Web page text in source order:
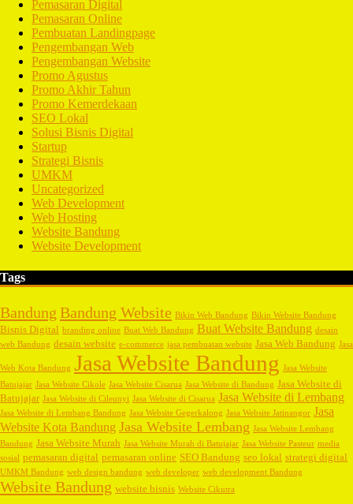
Pemasaran Digital
Pemasaran Online
Pembuatan Landingpage
Pengembangan Web
Pengembangan Website
Promo Agustus
Promo Akhir Tahun
Promo Kemerdekaan
SEO Lokal
Solusi Bisnis Digital
Startup
Strategi Bisnis
UMKM
Uncategorized
Web Development
Web Hosting
Website Bandung
Website Development
Tags
Bandung Bandung Website Bikin Web Bandung Bikin Website Bandung
Bisnis Digital branding online Buat Web Bandung Buat Website Bandung desain
web Bandung desain website e-commerce jasa pembuatan website Jasa Web Bandung Jasa
Web Kota Bandung Jasa Website Bandung Jasa Website
Batujajar Jasa Website Cikole Jasa Website Cisarua Jasa Website di Bandung Jasa Website di
Batujajar Jasa Website di Cileunyi Jasa Website di Cisarua Jasa Website di Lembang
Jasa Website di Lembang Bandung Jasa Website Gegerkalong Jasa Website Jatinangor Jasa
Website Kota Bandung Jasa Website Lembang Jasa Website Lembang
Bandung Jasa Website Murah Jasa Website Murah di Batujajar Jasa Website Pasteur media
sosial pemasaran digital pemasaran online SEO Bandung seo lokal strategi digital
UMKM Bandung web design bandung web developer web development Bandung
Website Bandung website bisnis Website Cikutra